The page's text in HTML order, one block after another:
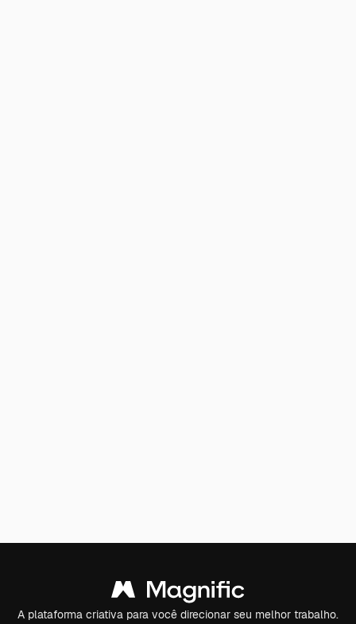
A plataforma criativa para você direcionar seu melhor trabalho.